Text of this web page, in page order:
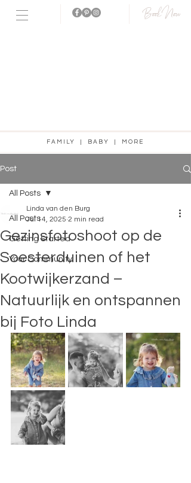
Book Now
FAMILY | BABY | MORE
Post
All Posts
Getting Started
Your Community
All Posts
Gezinsfotoshoot op de
Soesterduinen of het
Kootwijkerzand –
Natuurlijk en ontspannen
bij Foto Linda
Linda van den Burg
Jul 14, 2025 2 min read